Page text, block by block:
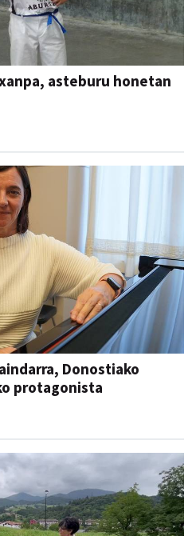
asteburu honetan
Donostiako
protagonista